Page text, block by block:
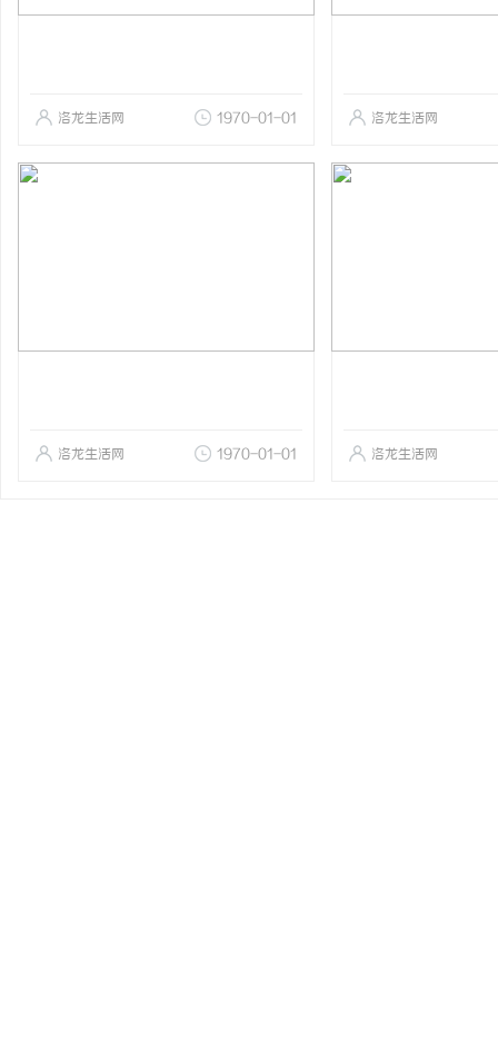
洛龙生活网 1970-01-01 洛龙生活网
洛龙生活网 1970-01-01 洛龙生活网